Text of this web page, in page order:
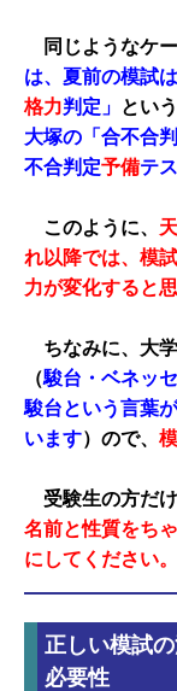
同じようなケ
は、夏前の模試は
格力判定」 とい
大塚の「合不合
不合判定予備テ
このように、
れ以降では、模
力が変化すると
ちなみに、大
（駿台・ベネッ
駿台という言葉
います）ので、
受験生の方だ
名前と性質をち
にしてください。
正しい模試
必要性